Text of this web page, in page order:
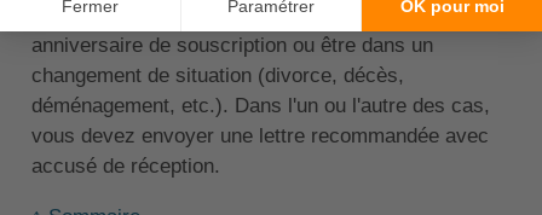
Assurances
, vous devez attendre la date du premier
anniversaire de souscription ou être dans un
changement de situation (divorce, décès,
déménagement, etc.). Dans l'un ou l'autre des cas,
vous devez envoyer une lettre recommandée avec
accusé de réception.